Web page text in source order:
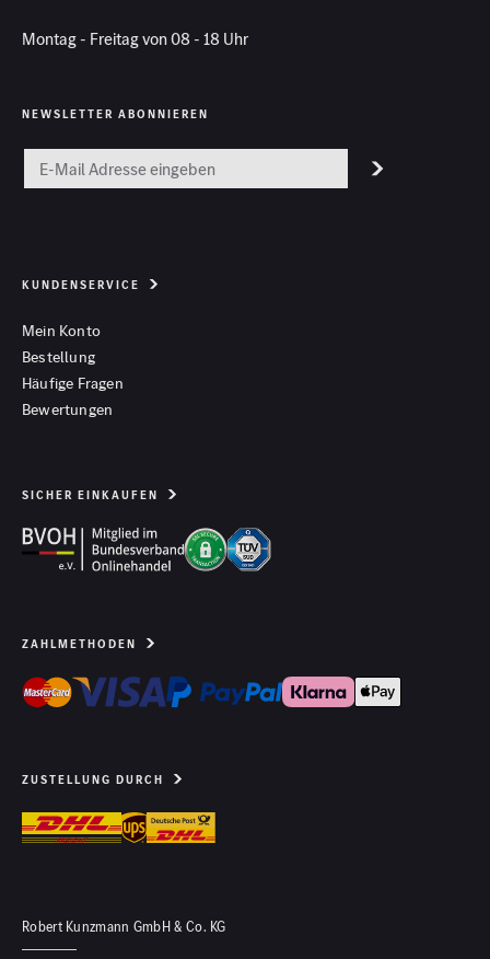
Montag - Freitag von 08 - 18 Uhr
NEWSLETTER ABONNIEREN
KUNDENSERVICE
Mein Konto
Bestellung
Häufige Fragen
Bewertungen
SICHER EINKAUFEN
ZAHLMETHODEN
ZUSTELLUNG DURCH
Robert Kunzmann GmbH & Co. KG